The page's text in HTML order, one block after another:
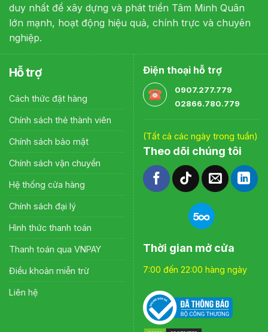
duy nhất để xây dựng và phát triển Tâm Minh Quân
lớn mạnh, hoạt động hiệu quả, chính trực và chuyên
nghiệp.
Hỗ trợ
Cách thức đặt hàng
Chính sách thẻ thành viên
Chính sách bảo mật
Chính sách vận chuyển
Hệ thống cửa hàng
Chính sách đại lý
Hình thức thanh toán
Thanh toán qua VNPAY
Điều khoản miễn trừ
Liên hệ
Điện thoại hỗ trợ
0907.277.779
02866.780.779
(Tất cả các ngày trong tuần)
Theo dõi chúng tôi
Thời gian mở cửa
7:00 đến 22:00 hàng ngày